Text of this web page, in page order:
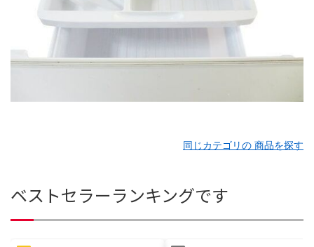
同じカテゴリの 商品を探す
ベストセラーランキングです